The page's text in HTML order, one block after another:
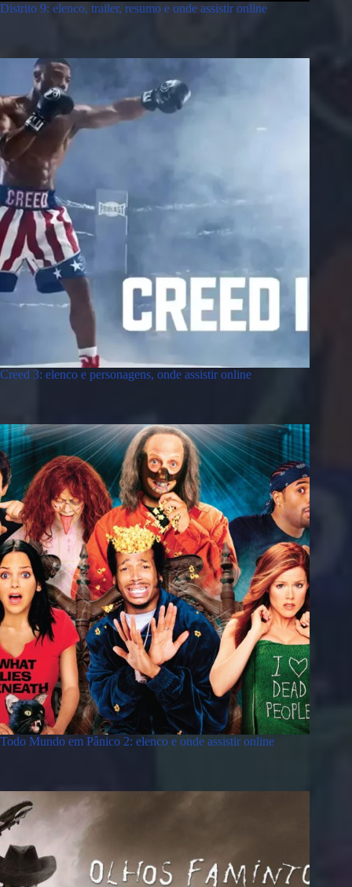
Distrito 9: elenco, trailer, resumo e onde assistir online
Creed 3: elenco e personagens, onde assistir online
Todo Mundo em Pânico 2: elenco e onde assistir online